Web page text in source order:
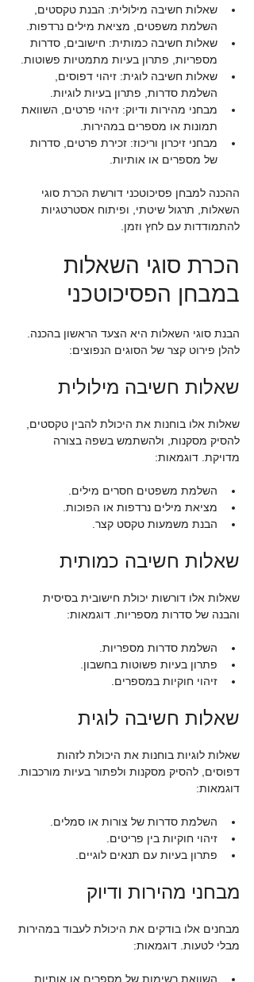
שאלות חשיבה מילולית: הבנת טקסטים,
השלמת משפטים, מציאת מילים נרדפות.
שאלות חשיבה כמותית: חישובים, סדרות
מספריות, פתרון בעיות מתמטיות פשוטות.
שאלות חשיבה לוגית: זיהוי דפוסים,
השלמת סדרות, פתרון בעיות לוגיות.
מבחני מהירות ודיוק: זיהוי פרטים, השוואת
תמונות או מספרים במהירות.
מבחני זיכרון וריכוז: זכירת פרטים, סדרות
של מספרים או אותיות.
ההכנה למבחן פסיכוטכני דורשת הכרת סוגי
השאלות, תרגול שיטתי, ופיתוח אסטרטגיות
להתמודדות עם לחץ וזמן.
הכרת סוגי השאלות
במבחן הפסיכוטכני
הבנת סוגי השאלות היא הצעד הראשון בהכנה.
להלן פירוט קצר של הסוגים הנפוצים:
שאלות חשיבה מילולית
שאלות אלו בוחנות את היכולת להבין טקסטים,
להסיק מסקנות, ולהשתמש בשפה בצורה
מדויקת. דוגמאות:
השלמת משפטים חסרים מילים.
מציאת מילים נרדפות או הפוכות.
הבנת משמעות טקסט קצר.
שאלות חשיבה כמותית
שאלות אלו דורשות יכולת חישובית בסיסית
והבנה של סדרות מספריות. דוגמאות:
השלמת סדרות מספריות.
פתרון בעיות פשוטות בחשבון.
זיהוי חוקיות במספרים.
שאלות חשיבה לוגית
שאלות לוגיות בוחנות את היכולת לזהות
דפוסים, להסיק מסקנות ולפתור בעיות מורכבות.
דוגמאות:
השלמת סדרות של צורות או סמלים.
זיהוי חוקיות בין פריטים.
פתרון בעיות עם תנאים לוגיים.
מבחני מהירות ודיוק
מבחנים אלו בודקים את היכולת לעבוד במהירות
מבלי לטעות. דוגמאות:
השוואת רשימות של מספרים או אותיות.